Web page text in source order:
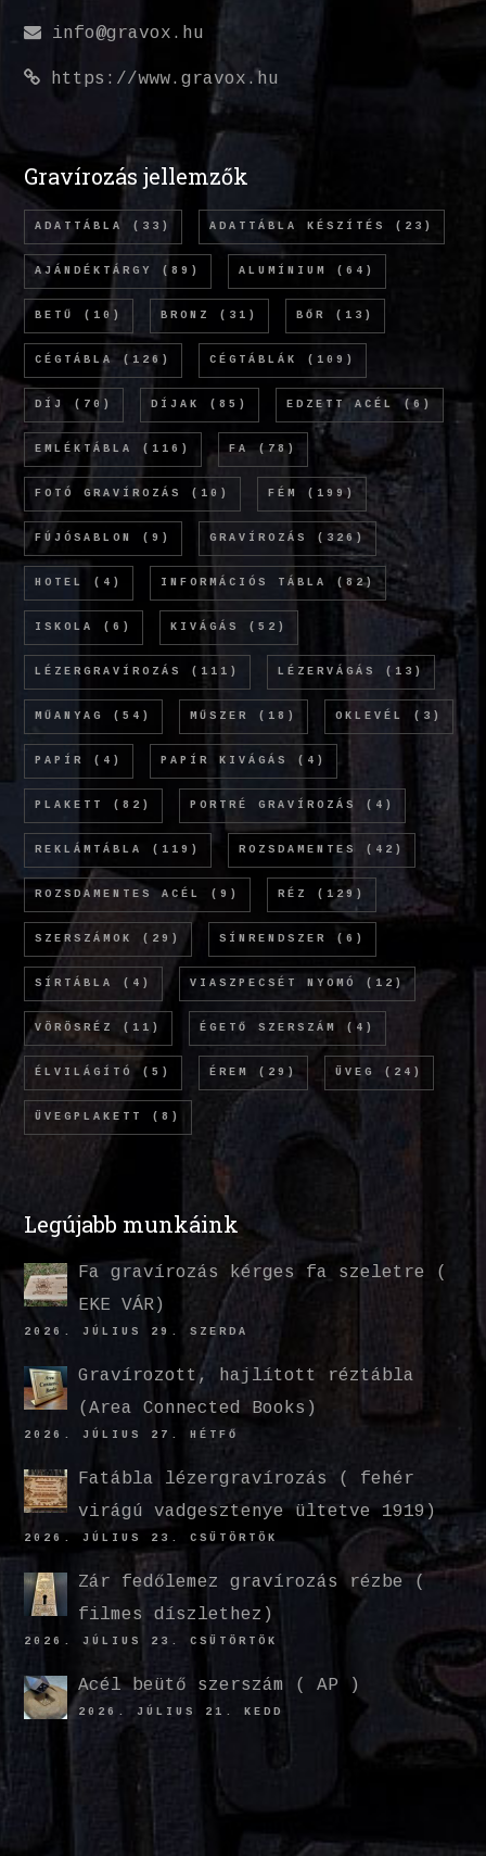
info@gravox.hu
https://www.gravox.hu
Gravírozás jellemzők
ADATTÁBLA (33) ADATTÁBLA KÉSZÍTÉS (23)
AJÁNDÉKTÁRGY (89) ALUMÍNIUM (64)
BETŰ (10) BRONZ (31) BŐR (13)
CÉGTÁBLA (126) CÉGTÁBLÁK (109)
DÍJ (70) DÍJAK (85) EDZETT ACÉL (6)
EMLÉKTÁBLA (116) FA (78)
FOTÓ GRAVÍROZÁS (10) FÉM (199)
FÚJÓSABLON (9) GRAVÍROZÁS (326)
HOTEL (4) INFORMÁCIÓS TÁBLA (82)
ISKOLA (6) KIVÁGÁS (52)
LÉZERGRAVÍROZÁS (111) LÉZERVÁGÁS (13)
MŰANYAG (54) MŰSZER (18) OKLEVÉL (3)
PAPÍR (4) PAPÍR KIVÁGÁS (4)
PLAKETT (82) PORTRÉ GRAVÍROZÁS (4)
REKLÁMTÁBLA (119) ROZSDAMENTES (42)
ROZSDAMENTES ACÉL (9) RÉZ (129)
SZERSZÁMOK (29) SÍNRENDSZER (6)
SÍRTÁBLA (4) VIASZPECSÉT NYOMÓ (12)
VÖRÖSRÉZ (11) ÉGETŐ SZERSZÁM (4)
ÉLVILÁGÍTÓ (5) ÉREM (29) ÜVEG (24)
ÜVEGPLAKETT (8)
Legújabb munkáink
Fa gravírozás kérges fa szeletre (
EKE VÁR)
2026. JÚLIUS 29. SZERDA
Gravírozott, hajlított réztábla
(Area Connected Books)
2026. JÚLIUS 27. HÉTFŐ
Fatábla lézergravírozás ( fehér
virágú vadgesztenye ültetve 1919)
2026. JÚLIUS 23. CSÜTÖRTÖK
Zár fedőlemez gravírozás rézbe (
filmes díszlethez)
2026. JÚLIUS 23. CSÜTÖRTÖK
Acél beütő szerszám ( AP )
2026. JÚLIUS 21. KEDD